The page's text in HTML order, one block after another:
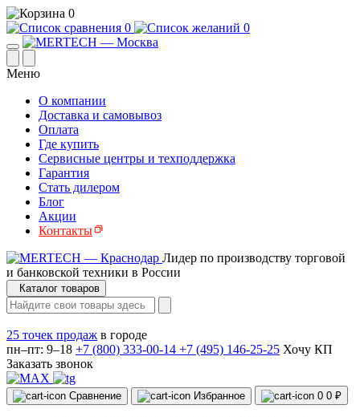
0
0
0
Меню
О компании
Доставка и самовывоз
Оплата
Где купить
Сервисные центры и техподдержка
Гарантия
Стать дилером
Блог
Акции
Контакты
Лидер по производству торговой
и банковской техники в России
Каталог товаров
25 точек продаж в городе
пн–пт: 9–18 +7 (800) 333-00-14 +7 (495) 146-25-25 Хочу КП
Заказать звонок
Сравнение Избранное 0 0 ₽